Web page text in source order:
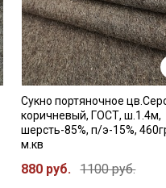
Сукно портяночное
коричневый, ГОСТ, ш.1.4м,
шерсть-85%, п/э-15%,
м.кв
880 руб. 1100 руб.